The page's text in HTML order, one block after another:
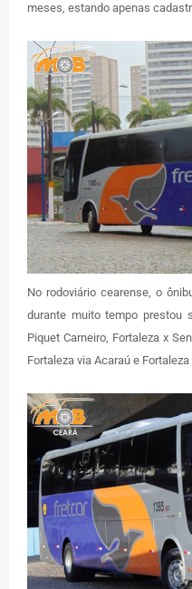
meses, estando apenas
No rodoviário cearense, o
durante muito tempo prestou
Piquet Carneiro, Fortaleza x
Fortaleza via Acaraú e